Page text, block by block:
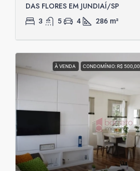
DAS FLORES EM JUNDIAÍ/SP
3 5 4 286 m²
À VENDA CONDOMÍNIO: R$ 500,00